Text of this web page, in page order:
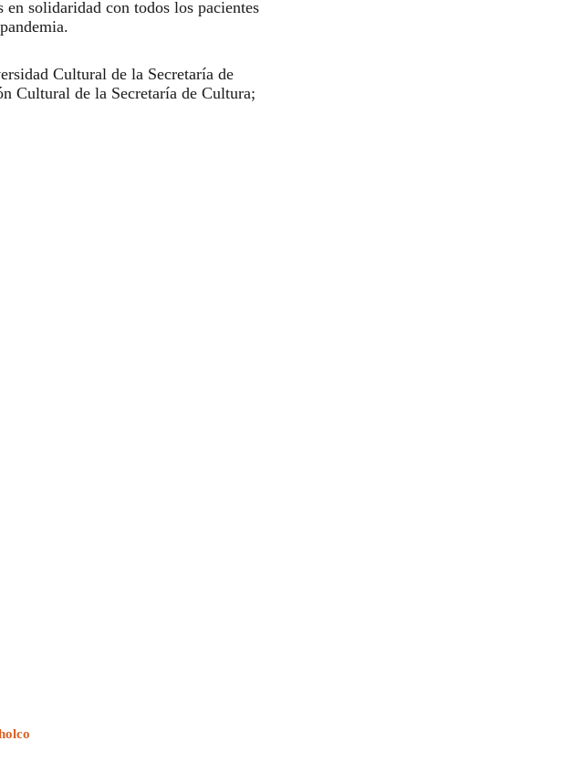
solidaridad con todos los pacientes
Cultural de la Secretaría de
Cultural de la Secretaría de Cultura;